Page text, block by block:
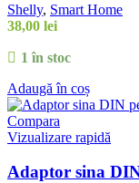
Shelly, Smart Home
38,00 lei
1 în stoc
Adaugă în coș
Compara
Vizualizare rapidă
Adaptor sina